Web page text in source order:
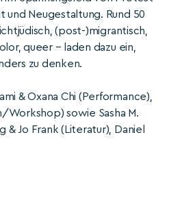
und Neugestaltung. Rund 50
(post-)migrantisch,
queer – laden dazu ein,
zu denken.
& Oxana Chi (Performance),
Workshop) sowie Sasha M.
& Jo Frank (Literatur), Daniel